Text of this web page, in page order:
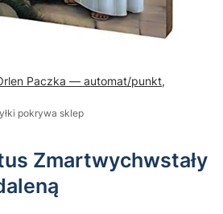
Paczka — automat/punkt,
pokrywa sklep
Zmartwychwstały